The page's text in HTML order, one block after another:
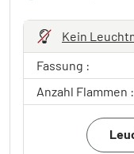
Kein
Fassung :
Anzahl Flammen :